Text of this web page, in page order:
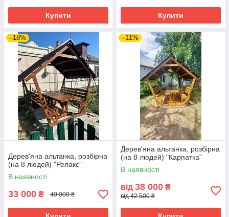
Купити Купити
–18%
Дерев'яна альтанка, розбірна
(на 8 людей) "Релакс"
В наявності
33 000 ₴ 40 000 ₴
–11%
Дерев'яна альтанка, розбірна
(на 8 людей) "Карпатка"
В наявності
від 38 000 ₴
від 42 500 ₴